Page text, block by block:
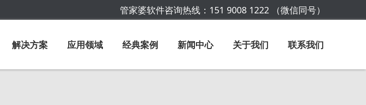
管家婆软件咨询热线：151 9008 1222 （微信同号）
解决方案 应用领域 经典案例 新闻中心 关于我们 联系我们